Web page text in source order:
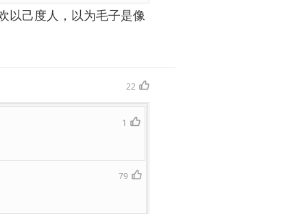
以己度人，以为毛子是像
22
1
79